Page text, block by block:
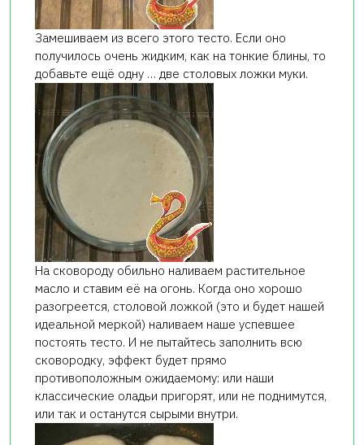
Замешиваем из всего этого тесто. Если оно
получилось очень жидким, как на тонкие блины, то
добавьте ещё одну … две столовых ложки муки.
На сковороду обильно наливаем растительное
масло и ставим её на огонь. Когда оно хорошо
разогреется, столовой ложкой (это и будет нашей
идеальной меркой) наливаем наше успевшее
постоять тесто. И не пытайтесь заполнить всю
сковородку, эффект будет прямо
противоположным ожидаемому: или наши
классические оладьи пригорят, или не поднимутся,
или так и останутся сырыми внутри.